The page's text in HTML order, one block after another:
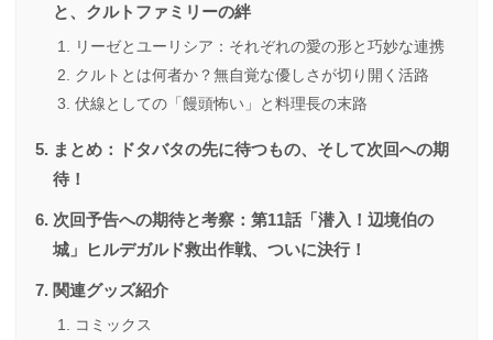
と、クルトファミリーの絆
リーゼとユーリシア：それぞれの愛の形と巧妙な連携
クルトとは何者か？無自覚な優しさが切り開く活路
伏線としての「饅頭怖い」と料理長の末路
まとめ：ドタバタの先に待つもの、そして次回への期
待！
次回予告への期待と考察：第11話「潜入！辺境伯の
城」ヒルデガルド救出作戦、ついに決行！
関連グッズ紹介
コミックス